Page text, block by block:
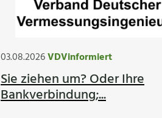
03.08.2026VDVinformiert
Sie ziehen um? Oder Ihre
Bankverbindung;...